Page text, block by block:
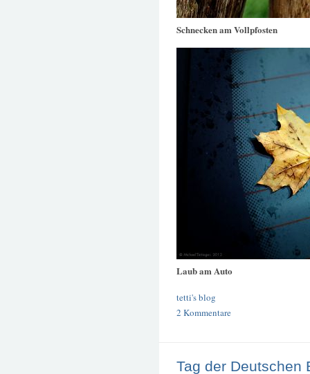
Schnecken am Vollpfosten
Laub am Auto
tetti's blog
2 Kommentare
Tag der Deutschen